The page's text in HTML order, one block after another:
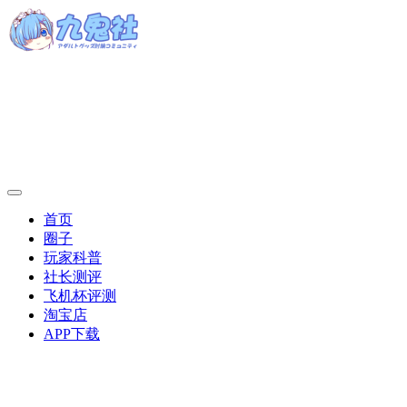
首页
圈子
玩家科普
社长测评
飞机杯评测
淘宝店
APP下载